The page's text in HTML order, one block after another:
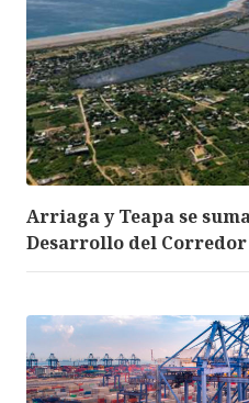
Arriaga y Teapa se
Desarrollo del